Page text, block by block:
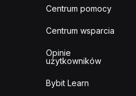
Centrum pomocy
Centrum wsparcia
Opinie
użytkowników
Bybit Learn